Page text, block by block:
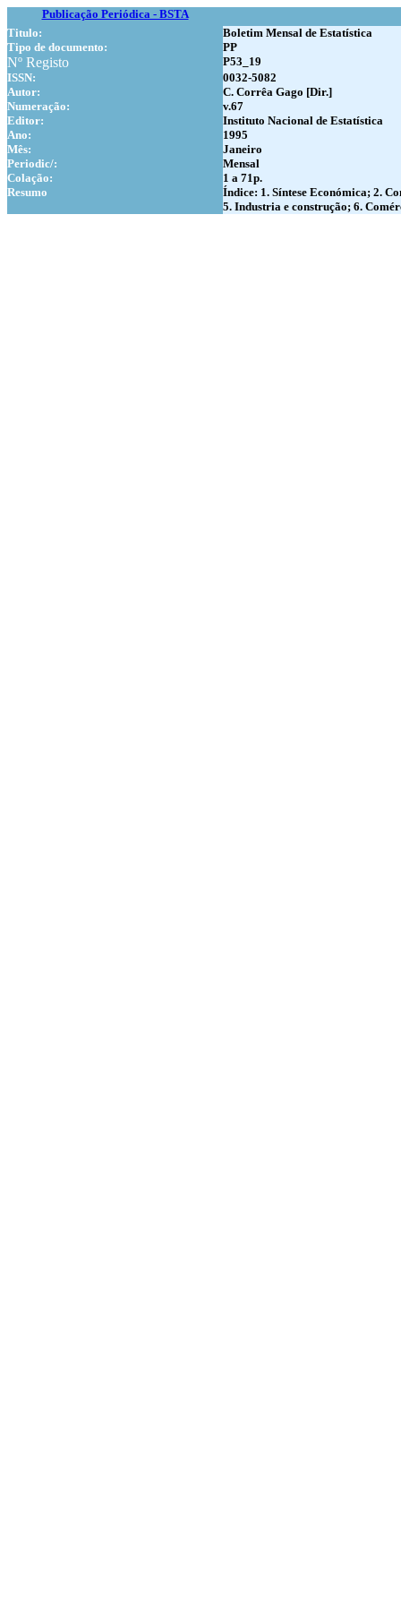
Publicação Periódica - BSTA
Titulo:
Boletim Mensal de Estatística
Tipo de documento:
PP
Nº Registo
P53_19
ISSN:
0032-5082
Autor:
C. Corrêa Gago [Dir.]
Numeração:
v.67
Editor:
Instituto Nacional de Estatística
Ano:
1995
Mês:
Janeiro
Periodic/:
Mensal
Colação:
1 a 71p.
Resumo
Índice: 1. Síntese Económica; 2.
5. Industria e construção; 6.